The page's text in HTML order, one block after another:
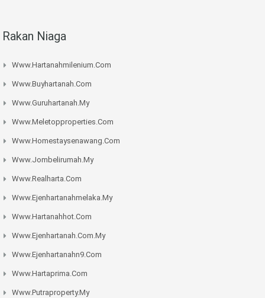
Rakan Niaga
Www.hartanahmilenium.com
Www.buyhartanah.com
Www.guruhartanah.my
Www.meletopproperties.com
Www.homestaysenawang.com
Www.jombelirumah.my
Www.realharta.com
Www.ejenhartanahmelaka.my
Www.hartanahhot.com
Www.ejenhartanah.com.my
Www.ejenhartanahn9.com
Www.hartaprima.com
Www.putraproperty.my